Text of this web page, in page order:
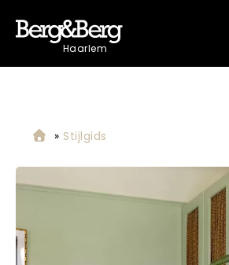
Haarlem
» Stijlgids